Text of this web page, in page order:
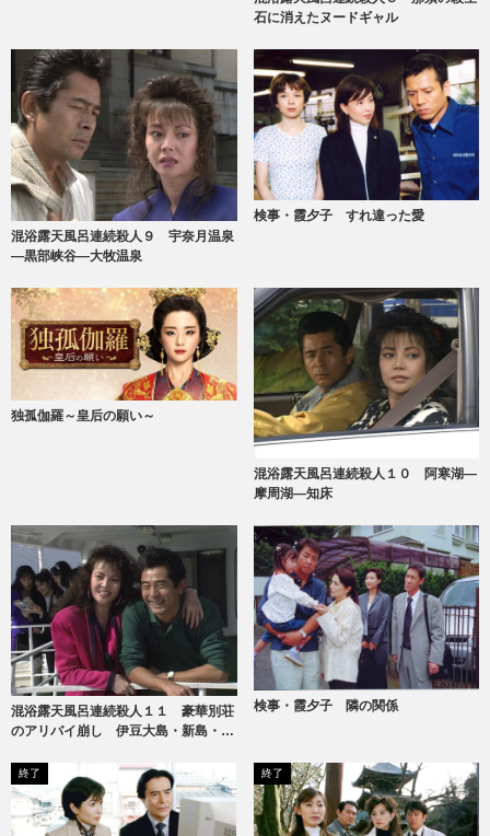
石に消えたヌードギャル
混浴露天風呂連続殺人９ 宇奈月温泉
―黒部峡谷―大牧温泉
検事・霞夕子 すれ違った愛
独孤伽羅～皇后の願い～
混浴露天風呂連続殺人１０ 阿寒湖―
摩周湖―知床
混浴露天風呂連続殺人１１ 豪華別荘
のアリバイ崩し 伊豆大島・新島・式
検事・霞夕子 隣の関係
終了 終了